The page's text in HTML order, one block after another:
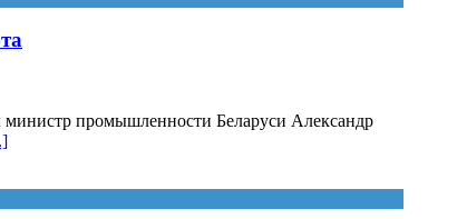
министр промышленности Беларуси Александр